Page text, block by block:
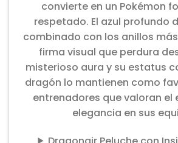
convierte en un Pokémon
respetado. El azul profundo
combinado con los anillos
firma visual que perdura
misterioso aura y su estatus
dragón lo mantienen como
entrenadores que valoran el
elegancia en sus